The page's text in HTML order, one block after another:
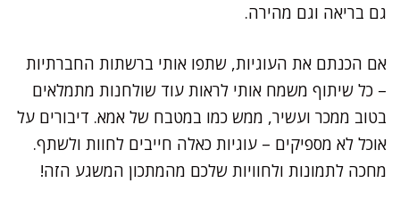
גם בריאה וגם מהירה.
אם הכנתם את העוגיות, שתפו אותי ברשתות החברתיות
– כל שיתוף משמח אותי לראות עוד שולחנות מתמלאים
בטוב ממכר ועשיר, ממש כמו במטבח של אמא. דיבורים על
אוכל לא מספיקים – עוגיות כאלה חייבים לחוות ולשתף.
מחכה לתמונות ולחוויות שלכם מהמתכון המשגע הזה!